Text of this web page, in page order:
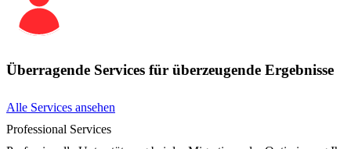
Überragende Services für überzeugende Ergebnisse
Alle Services ansehen
Professional Services